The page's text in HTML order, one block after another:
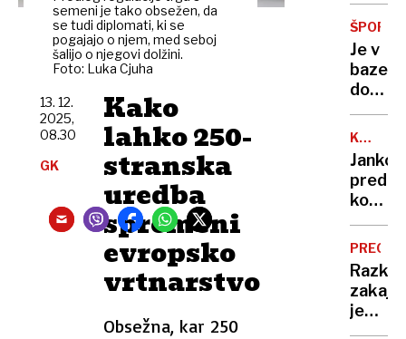
semeni je tako obsežen, da
se tudi diplomati, ki se
pogajajo o njem, med seboj
šalijo o njegovi dolžini.
Foto: Luka Cjuha
Kako
lahko 250-
stranska
uredba
spremeni
evropsko
vrtnarstvo
Obsežna, kar 250
13. 12.
2025,
08.30
GK
roko
ŠPORT
Je v
dovolj
za
KANAL
C0
pred
DZ:
“Če
me
že
…”
zakaj
je